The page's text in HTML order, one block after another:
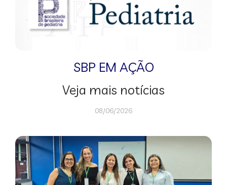
SBP EM AÇÃO
Veja mais notícias
08/06/2026